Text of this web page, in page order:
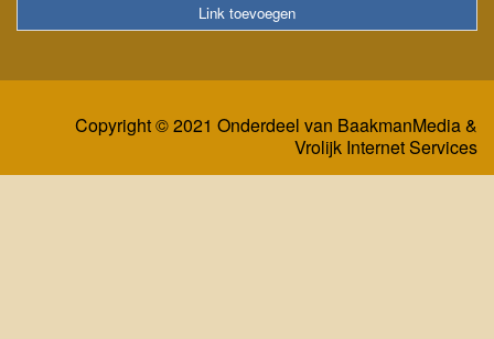
Link toevoegen
Copyright © 2021 Onderdeel van BaakmanMedia&
Vrolijk Internet Services